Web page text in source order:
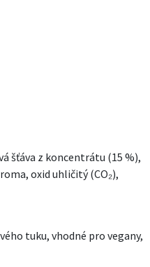
šťáva z koncentrátu (15 %),
oxid uhličitý (CO₂),
tuku, vhodné pro vegany,